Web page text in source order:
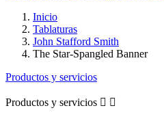
Inicio
Tablaturas
John Stafford Smith
The Star-Spangled Banner
Productos y servicios
Productos y servicios  